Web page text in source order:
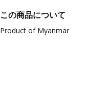
この商品について
Product of Myanmar